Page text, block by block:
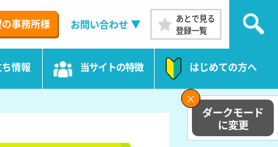
事務所様 お問い合わせ
あとで見る
登録一覧
情報 当サイトの特徴 はじめての方へ